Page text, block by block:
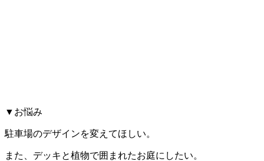
▼お悩み
駐車場のデザインを変えてほしい。
また、デッキと植物で囲まれたお庭にしたい。